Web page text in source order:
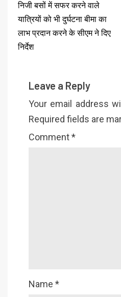
निजी बसों में सफर करने वाले
यात्रियों को भी दुर्घटना बीमा का
लाभ प्रदान करने के सीएम ने दिए
निर्देश
Leave a Reply
Your email address
Required fields are
Comment*
Name *